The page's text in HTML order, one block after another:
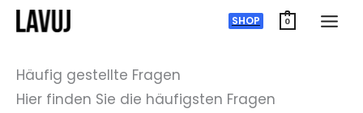
Zum
Inhalt
SHOP 0
Häufig gestellte Fragen
Hier finden Sie die häufigsten Fragen